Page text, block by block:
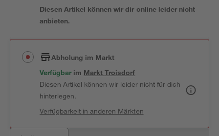
Diesen Artikel können wir dir online leider nicht
anbieten.
Abholung im Markt
Verfügbar im MarktTroisdorf
Diesen Artikel können wir leider nicht für dich
hinterlegen.
Verfügbarkeit in anderen Märkten